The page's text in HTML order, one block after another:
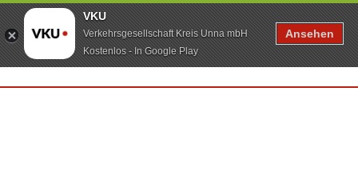
VKU
Verkehrsgesellschaft Kreis Unna mbH
Kostenlos - In Google Play
Ansehen